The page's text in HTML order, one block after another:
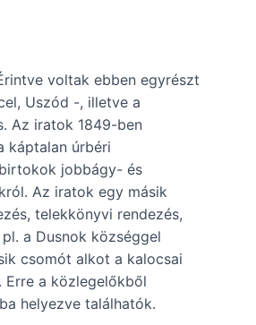
voltak ebben egyrészt
Uszód -, illetve a
Az iratok 1849-ben
káptalan úrbéri
jobbágy- és
Az iratok egy másik
telekkönyvi rendezés,
a Dusnok községgel
csomót alkot a kalocsai
a közlegelőkből
helyezve találhatók.